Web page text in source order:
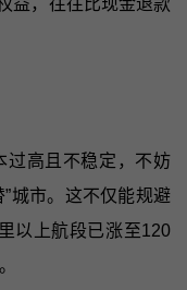
益，往往比现金退款
过高且不稳定，不妨
城市。这不仅能规避
以上航段已涨至120